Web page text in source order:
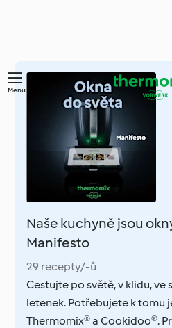
Přejít
Menu
Naše kuchyně jsou
Manifesto
29 recepty/-ů
Cestujte po světě, v klidu, ve
letenek. Potřebujete k tomu
Thermomix® a Cookidoo®.